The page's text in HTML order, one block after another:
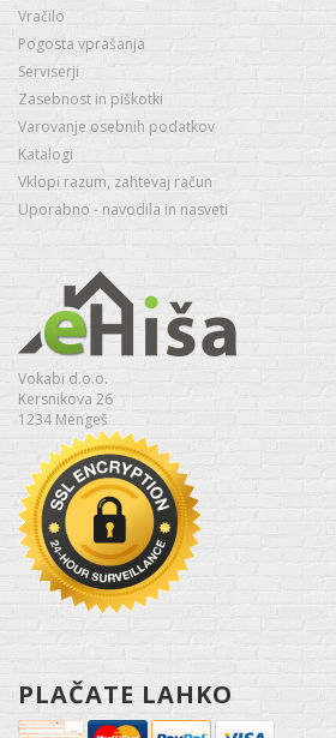
Vračilo
Pogosta vprašanja
Serviserji
Zasebnost in piškotki
Varovanje osebnih podatkov
Katalogi
Vklopi razum, zahtevaj račun
Uporabno - navodila in nasveti
Vokabi d.o.o.
Kersnikova 26
1234 Mengeš
PLAČATE LAHKO